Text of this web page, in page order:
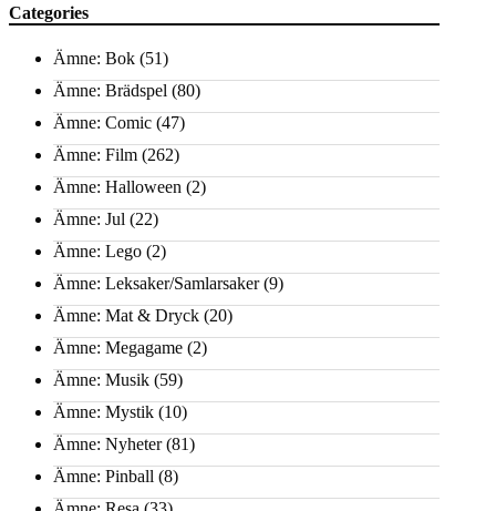
Categories
Ämne: Bok (51)
Ämne: Brädspel (80)
Ämne: Comic (47)
Ämne: Film (262)
Ämne: Halloween (2)
Ämne: Jul (22)
Ämne: Lego (2)
Ämne: Leksaker/Samlarsaker(9)
Ämne: Mat & Dryck (20)
Ämne: Megagame (2)
Ämne: Musik (59)
Ämne: Mystik (10)
Ämne: Nyheter(81)
Ämne: Pinball (8)